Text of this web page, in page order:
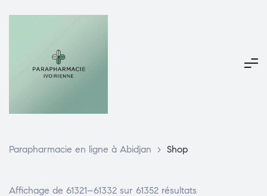
Parapharmacie en ligne à Abidjan > Shop
Affichage de 61321–61332 sur 61352 résultats